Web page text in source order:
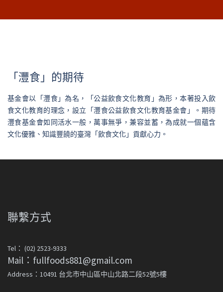
「灃食」的期待
基金會以「灃食」為名，「公益飲食文化教育」為形，本著投入飲
食文化教育的理念，設立「灃食公益飲食文化教育基金會」。期待
灃食基金會如同活水一般，萬事無爭，兼容並蓄，為成就一個蘊含
文化優雅、知識豐饒的臺灣「飲食文化」貢獻心力。
聯繫方式
Tel： (02) 2523-9333
Mail：fullfoods881@gmail.com
Address：10491 台北市中山區中山北路二段52號5樓